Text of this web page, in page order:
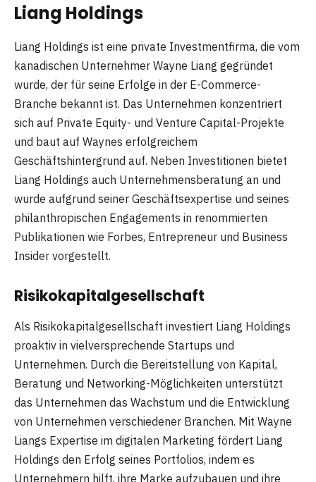
Liang Holdings
Liang Holdings ist eine private Investmentfirma, die vom
kanadischen Unternehmer Wayne Liang gegründet
wurde, der für seine Erfolge in der E-Commerce-
Branche bekannt ist. Das Unternehmen konzentriert
sich auf Private Equity- und Venture Capital-Projekte
und baut auf Waynes erfolgreichem
Geschäftshintergrund auf. Neben Investitionen bietet
Liang Holdings auch Unternehmensberatung an und
wurde aufgrund seiner Geschäftsexpertise und seines
philanthropischen Engagements in renommierten
Publikationen wie Forbes, Entrepreneur und Business
Insider vorgestellt.
Risikokapitalgesellschaft
Als Risikokapitalgesellschaft investiert Liang Holdings
proaktiv in vielversprechende Startups und
Unternehmen. Durch die Bereitstellung von Kapital,
Beratung und Networking-Möglichkeiten unterstützt
das Unternehmen das Wachstum und die Entwicklung
von Unternehmen verschiedener Branchen. Mit Wayne
Liangs Expertise im digitalen Marketing fördert Liang
Holdings den Erfolg seines Portfolios, indem es
Unternehmern hilft, ihre Marke aufzubauen und ihre